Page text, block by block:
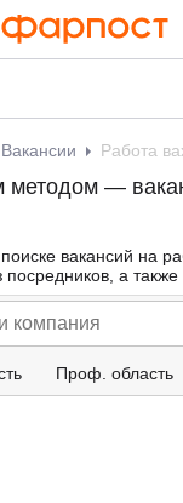
Вакансии Работа
методом —
вакансий на
а также
с
обновления.
Проф. область